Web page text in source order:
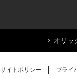
オリッ
サイトポリシー プライ